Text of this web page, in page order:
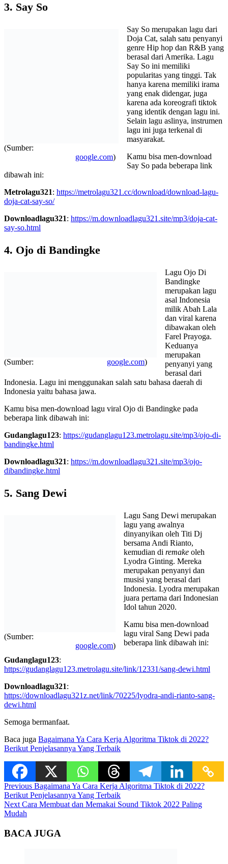
3. Say So
(Sumber:
google.com)
Say So merupakan lagu dari
Doja Cat, salah satu penyanyi
genre Hip hop dan R&B yang
berasal dari Amerika. Lagu
Say So ini memiliki
popularitas yang tinggi. Tak
hanya karena memiliki irama
yang enak didengar, juga
karena ada koreografi tiktok
yang identik dengan lagu ini.
Selain lagu aslinya, instrumen
lagu ini juga terkenal di
masyarakat.
Kamu bisa men-download
Say So pada beberapa link
dibawah ini:
Metrolagu321: https://metrolagu321.cc/download/download-lagu-
doja-cat-say-so/
Downloadlagu321: https://m.downloadlagu321.site/mp3/doja-cat-
say-so.html
4. Ojo di Bandingke
(Sumber: google.com)
Lagu Ojo Di
Bandingke
merupakan lagu
asal Indonesia
milik Abah Lala
dan viral karena
dibawakan oleh
Farel Prayoga.
Keduanya
merupakan
penyanyi yang
berasal dari
Indonesia. Lagu ini menggunakan salah satu bahasa daerah di
Indonesia yaitu bahasa jawa.
Kamu bisa men-download lagu viral Ojo di Bandingke pada
beberapa link dibawah ini:
Gudanglagu123: https://gudanglagu123.metrolagu.site/mp3/ojo-di-
bandingke.html
Downloadlagu321: https://m.downloadlagu321.site/mp3/ojo-
dibandingke.html
5. Sang Dewi
(Sumber:
google.com)
Lagu Sang Dewi merupakan
lagu yang awalnya
dinyanyikan oleh Titi Dj
bersama Andi Rianto,
kemudian di remake oleh
Lyodra Ginting. Mereka
merupakan penyanyi dan
musisi yang berasal dari
Indonesia. Lyodra merupakan
juara pertama dari Indonesian
Idol tahun 2020.
Kamu bisa men-download
lagu viral Sang Dewi pada
beberapa link dibawah ini:
Gudanglagu123:
https://gudanglagu123.metrolagu.site/link/12331/sang-dewi.html
Downloadlagu321:
https://downloadlagu321z.net/link/70225/lyodra-andi-rianto-sang-
dewi.html
Semoga bermanfaat.
Baca juga Bagaimana Ya Cara Kerja Algoritma Tiktok di 2022?
Berikut Penjelasannya Yang Terbaik
Continue
Reading
Previous Bagaimana Ya Cara Kerja Algoritma Tiktok di 2022?
Berikut Penjelasannya Yang Terbaik
Next Cara Membuat dan Memakai Sound Tiktok 2022 Paling
Mudah
BACA JUGA